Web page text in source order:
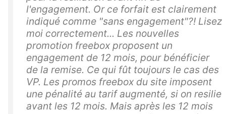
l'engagement. Or ce forfait est clairement
indiqué comme "sans engagement"?! Lisez
moi correctement... Les nouvelles
promotion freebox proposent un
engagement de 12 mois, pour bénéficier
de la remise. Ce qui fût toujours le cas des
VP. Les promos freebox du site imposent
une pénalité au tarif augmenté, si on resilie
avant les 12 mois. Mais après les 12 mois